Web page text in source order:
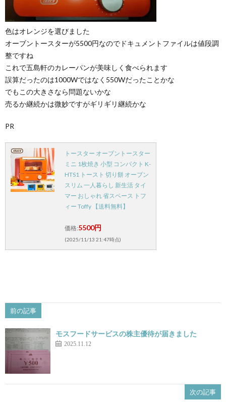
色はオレンジを選びました
オーブントースターが5500円なのでドキュメントファイルは値段調
整ですね
これで五島軒のカレーパンが美味しく食べられます
誤算だったのは1000Wではなく550Wだったことかな
でもこの大きさなら問題ないかな
売るか継続かは微妙ですがギリギリ継続かな
PR
トースター オーブントースター
ミニ 1枚焼き 小型 コンパクト K-
HTS1 トースト 切り餅 オーブン
スリム 一人暮らし 新生活 タイ
マー おしゃれ 省スペース トフ
ィー Toffy 【送料無料】
価格:5500円
(2025/11/13 21:47時点)
前の記事
モスフードサービスの株主優待が届きました
2025.11.12
次の記事